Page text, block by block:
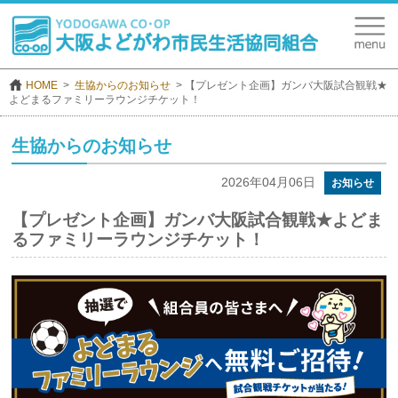
HOME 生協からのお知らせ
【プレゼント企画】ガンバ大阪試合観戦★
よどまるファミリーラウンジチケット！
生協からのお知らせ
2026年04月06日 お知らせ
【プレゼント企画】ガンバ大阪試合観戦★よどま
るファミリーラウンジチケット！